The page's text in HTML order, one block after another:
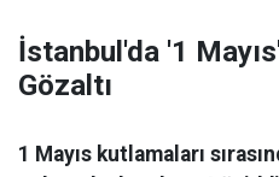
İstanbul'da '1
Gözaltı
1 Mayıs kutlamaları